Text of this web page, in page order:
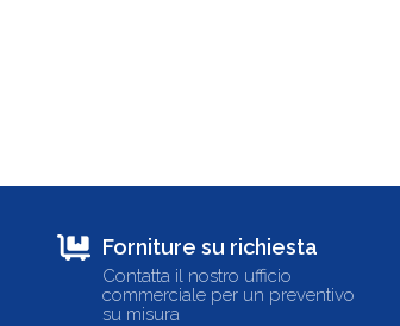
Forniture su richiesta
Contatta il nostro ufficio
commerciale per un preventivo
su misura